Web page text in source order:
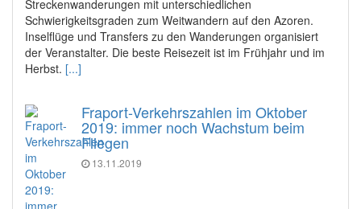
Streckenwanderungen mit unterschiedlichen
Schwierigkeitsgraden zum Weitwandern auf den Azoren.
Inselflüge und Transfers zu den Wanderungen organisiert
der Veranstalter. Die beste Reisezeit ist im Frühjahr und im
Herbst. [...]
Fraport-Verkehrszahlen im Oktober
2019: immer noch Wachstum beim
Fliegen
13.11.2019